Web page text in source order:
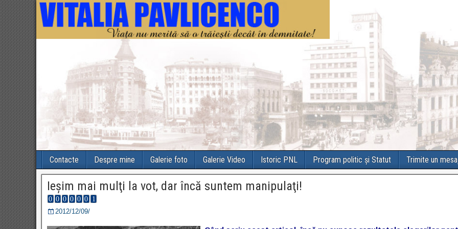
Contacte Despre mine Galerie foto Galerie Video Istoric PNL Program politic și Statut Trimite un
Ieşim mai mulţi la vot, dar încă suntem manipulaţi!
2012/12/09/